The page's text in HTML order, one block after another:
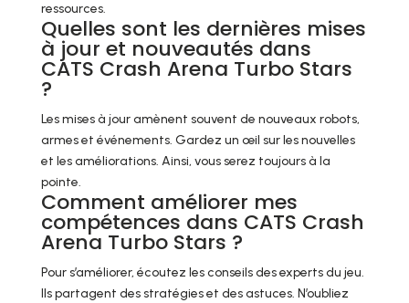
ressources.
Quelles sont les dernières mises
à jour et nouveautés dans
CATS Crash Arena Turbo Stars
?
Les mises à jour amènent souvent de nouveaux robots,
armes et événements. Gardez un œil sur les nouvelles
et les améliorations. Ainsi, vous serez toujours à la
pointe.
Comment améliorer mes
compétences dans CATS Crash
Arena Turbo Stars ?
Pour s’améliorer, écoutez les conseils des experts du jeu.
Ils partagent des stratégies et des astuces. N’oubliez